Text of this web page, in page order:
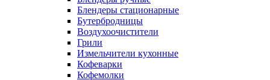
Блендеры стационарные
Бутербродницы
Воздухоочистители
Грили
Измельчители кухонные
Кофеварки
Кофемолки